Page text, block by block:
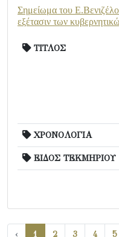
Σημείωμα του
εξέτασιν των
ΤΙΤΛΟΣ
ΧΡΟΝΟΛΟΓΙΑ
ΕΙΔΟΣ ΤΕΚΜΗΡΙΟΥ
‹ 1 2 3 4 5